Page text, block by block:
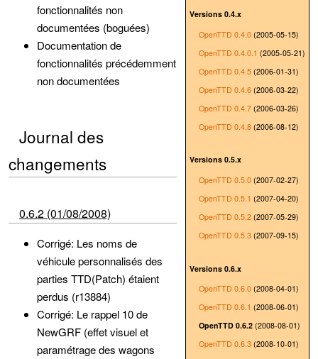
Versions 0.4.x
OpenTTD 0.4.0 (2005-05-15)
OpenTTD 0.4.0.1 (2005-05-21)
OpenTTD 0.4.5 (2006-01-31)
OpenTTD 0.4.6 (2006-03-22)
OpenTTD 0.4.7 (2006-03-26)
OpenTTD 0.4.8 (2006-08-12)
Versions 0.5.x
OpenTTD 0.5.0 (2007-02-27)
OpenTTD 0.5.1 (2007-04-20)
OpenTTD 0.5.2 (2007-05-29)
OpenTTD 0.5.3 (2007-09-15)
Versions 0.6.x
OpenTTD 0.6.0 (2008-04-01)
OpenTTD 0.6.1 (2008-06-01)
OpenTTD 0.6.2 (2008-08-01)
OpenTTD 0.6.3 (2008-10-01)
fonctionnalités non
documentées (boguées)
Documentation de
fonctionnalités précédemment
non documentées
Journal des
changements
0.6.2 (01/08/2008)
Corrigé: Les noms de
véhicule personnalisés des
parties TTD(Patch) étaient
perdus (r13884)
Corrigé: Le rappel 10 de
NewGRF (effet visuel et
paramétrage des wagons